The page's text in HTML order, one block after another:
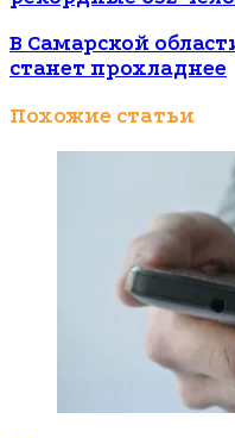
В Самарской
станет прохладнее
Похожие статьи